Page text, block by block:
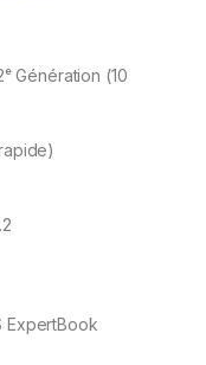
Génération (10
ExpertBook